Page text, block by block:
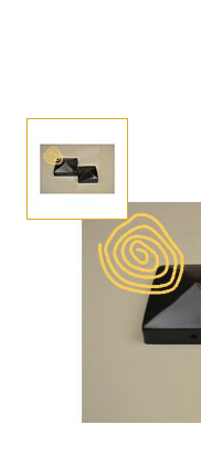
Een prachtige bolle
de afwerking van uw
Breedte